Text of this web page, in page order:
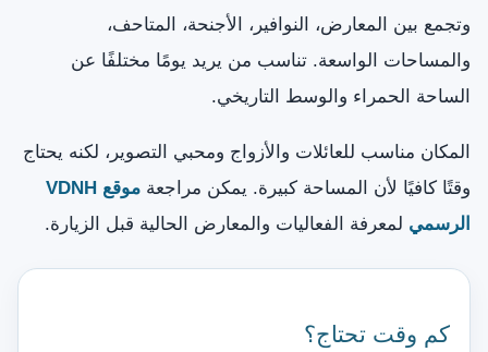
وتجمع بين المعارض، النوافير، الأجنحة، المتاحف،
والمساحات الواسعة. تناسب من يريد يومًا مختلفًا عن
الساحة الحمراء والوسط التاريخي.
المكان مناسب للعائلات والأزواج ومحبي التصوير، لكنه يحتاج
وقتًا كافيًا لأن المساحة كبيرة. يمكن مراجعة
موقع VDNH
الرسمي لمعرفة الفعاليات والمعارض الحالية قبل الزيارة.
كم وقت تحتاج؟